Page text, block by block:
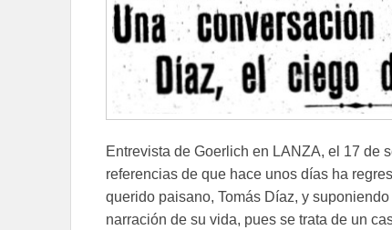
Entrevista de Goerlich en LANZA, el 17 de
referencias de que hace unos días ha
querido paisano, Tomás Díaz, y
narración de su vida, pues se trata de un